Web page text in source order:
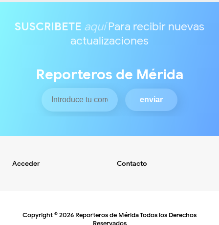
SUSCRIBETE aquíPara recibir nuevas
actualizaciones
Reporteros de Mérida
Acceder Contacto
Copyright ©2026 Reporteros de MéridaTodos los Derechos
Reservados